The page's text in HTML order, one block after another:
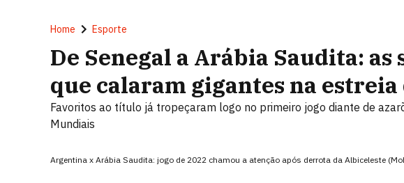
Home Esporte
De Senegal a Arábia Saudita: as
que calaram gigantes na estreia
Favoritos ao título já tropeçaram logo no primeiro jogo diante de
Mundiais
Argentina x Arábia Saudita: jogo de 2022 chamou a atenção após derrota da Albiceleste